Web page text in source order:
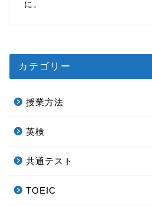
に。
カテゴリー
授業方法
英検
共通テスト
TOEIC